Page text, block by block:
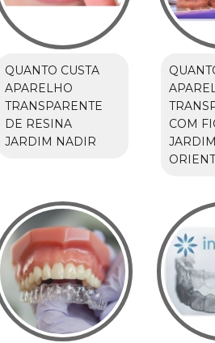
QUANTO CUSTA
APARELHO
TRANSPARENTE
DE RESINA
JARDIM NADIR
COM